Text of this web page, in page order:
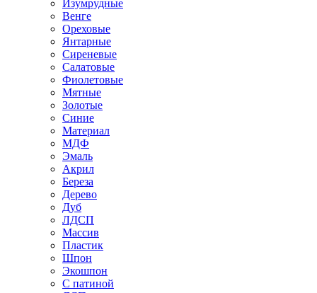
Изумрудные
Венге
Ореховые
Янтарные
Сиреневые
Салатовые
Фиолетовые
Мятные
Золотые
Синие
Материал
МДФ
Эмаль
Акрил
Береза
Дерево
Дуб
ЛДСП
Массив
Пластик
Шпон
Экошпон
С патиной